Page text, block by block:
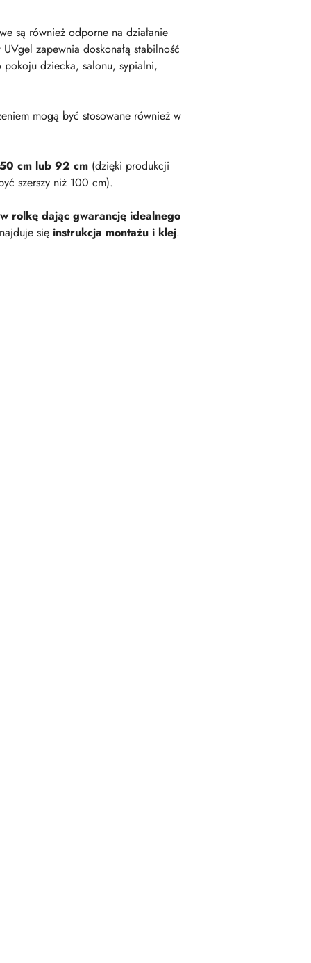
są również odporne na działanie
zapewnia doskonałą stabilność
dziecka, salonu, sypialni,
mogą być stosowane również w
cm lub 92 cm (dzięki produkcji
szerszy niż 100 cm).
rolkę dając gwarancję idealnego
się instrukcja montażu i klej.